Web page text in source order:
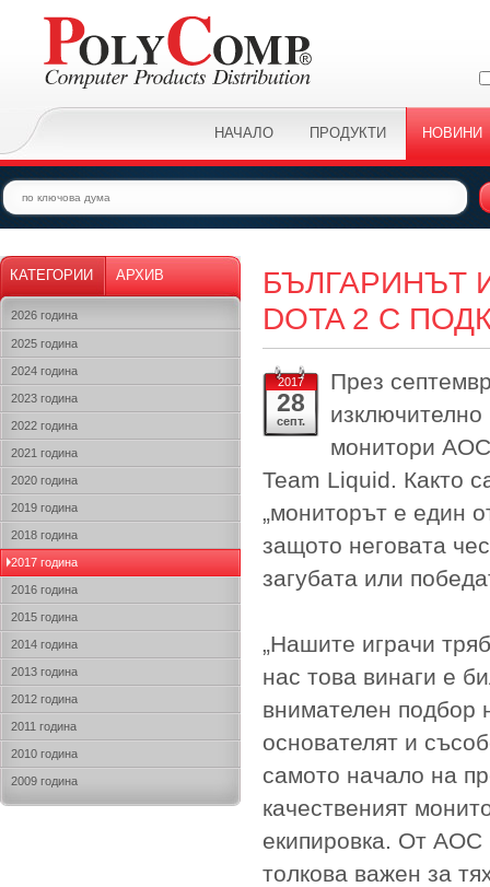
НАЧАЛО ПРОДУКТИ НОВИНИ
КАТЕГОРИИ АРХИВ
2026 година
2025 година
2024 година
2023 година
2022 година
2021 година
2020 година
2019 година
2018 година
2017 година
2016 година
2015 година
2014 година
2013 година
2012 година
2011 година
2010 година
2009 година
БЪЛГАРИНЪТ
DOTA 2 С
2017
28
септ.
През
монитори
Team Liquid. Както
„мониторът е един
защото неговата
загубата или
„Нашите играчи
нас това винаги е
внимателен подбор
основателят и
самото начало на
качественият
екипировка. От AOC
толкова важен за